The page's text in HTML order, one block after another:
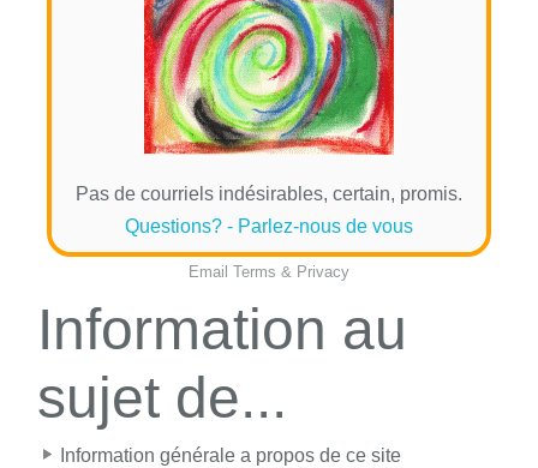
Pas de courriels indésirables, certain, promis.
Questions? - Parlez-nous de vous
Email Terms & Privacy
Information au
sujet de...
Information générale a propos de ce site